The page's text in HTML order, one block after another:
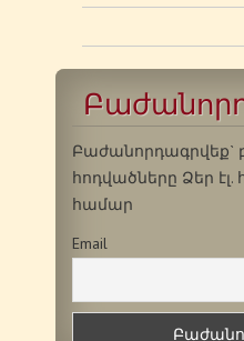
Բաժանորդագրվեք`
հոդվածները Ձեր
համար
Email